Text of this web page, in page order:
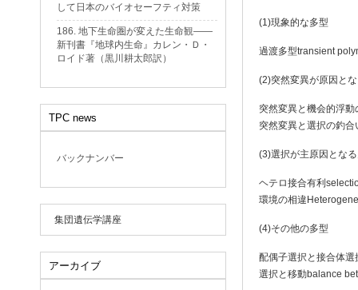
(1)現象的な多型
過渡多型transient
(2)突然変異が原因と
突然変異と機会的浮
突然変異と選択の釣
(3)選択が主原因とな
ヘテロ接合有利
環境の相違
(4)その他の多型
配偶子選択と接合体
選択と移動balance
して日本のバイオセーフティ対策
186. 地下生命圏が変えた生命観——
新刊書『地球内生命』カレン・Ｄ・
ロイド著（黒川耕太郎訳）
TPC news
バックナンバー
集団遺伝学講座
アーカイブ